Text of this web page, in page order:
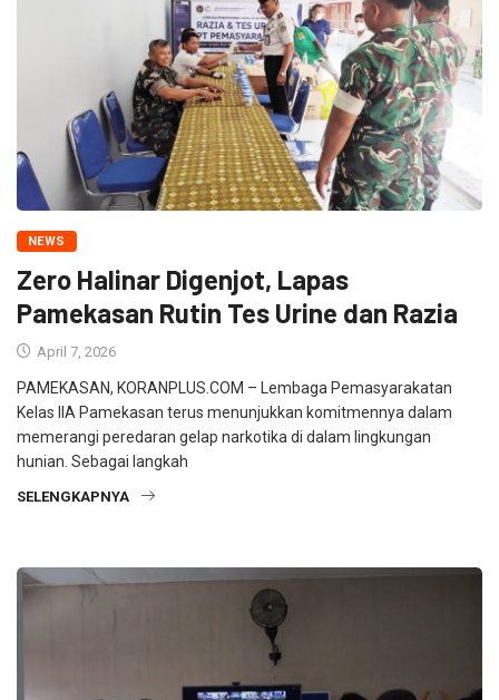
NEWS
Zero Halinar Digenjot, Lapas
Pamekasan Rutin Tes Urine dan Razia
April 7, 2026
PAMEKASAN, KORANPLUS.COM – Lembaga Pemasyarakatan
Kelas IIA Pamekasan terus menunjukkan komitmennya dalam
memerangi peredaran gelap narkotika di dalam lingkungan
hunian. Sebagai langkah
SELENGKAPNYA